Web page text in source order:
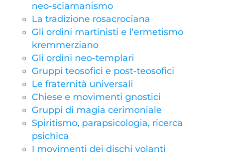
neo-sciamanismo
La tradizione rosacrociana
Gli ordini martinisti e l’ermetismo
kremmerziano
Gli ordini neo-templari
Gruppi teosofici e post-teosofici
Le fraternità universali
Chiese e movimenti gnostici
Gruppi di magia cerimoniale
Spiritismo, parapsicologia, ricerca
psichica
I movimenti dei dischi volanti